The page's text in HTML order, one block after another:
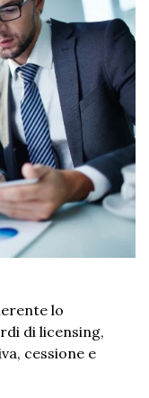
lo
di licensing,
cessione e